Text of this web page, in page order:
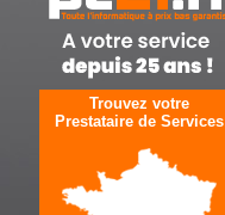
Trouvez votre
Prestataire de Services